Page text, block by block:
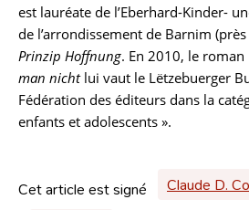
est lauréate de l’Eberhard-Kinder-
de l’arrondissement de Barnim
Prinzip Hoffnung. En 2010, le roman
man nichtlui vaut le Lëtzebuerger
Fédération des éditeurs dans la
enfants et adolescents ».
Cet article est signé Claude D.